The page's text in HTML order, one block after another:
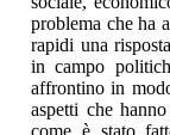
problema che ha
rapidi una
in campo
affrontino in
aspetti che
come è stato